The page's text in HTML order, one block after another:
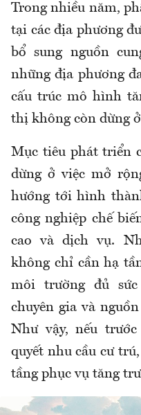
Trong nhiều năm,
tại các địa phương
bổ sung nguồn
những địa phương
cấu trúc mô hình
thị không còn dừng
Mục tiêu phát triển
dừng ở việc mở
hướng tới hình
công nghiệp chế
cao và dịch vụ.
không chỉ cần hạ
môi trường đủ
chuyên gia và
Như vậy, nếu
quyết nhu cầu cư
tầng phục vụ tăng